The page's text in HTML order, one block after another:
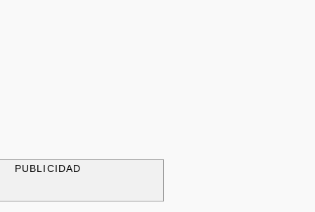
PUBLICIDAD